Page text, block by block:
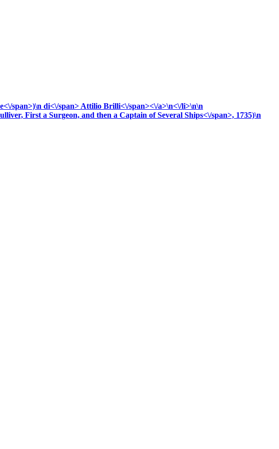
span>)\n di<\/span> Attilio Brilli<\/span><\/a>\n<\/li>\n\n
First a Surgeon, and then a Captain of Several Ships<\/span>, 1735)\n